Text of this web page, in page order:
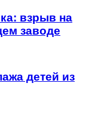
взрыв на
заводе
детей из